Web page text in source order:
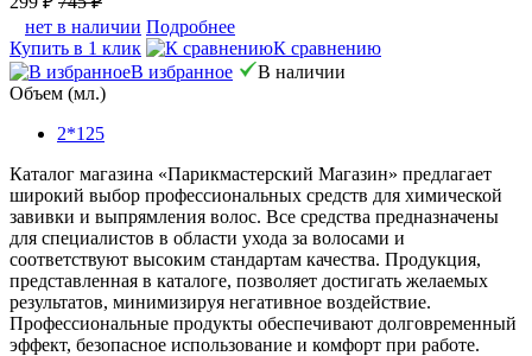
нет в наличии Подробнее
Купить в 1 клик
К сравнению
В избранное
В наличии
Объем (мл.)
2*125
Каталог магазина «Парикмастерский Магазин» предлагает
широкий выбор профессиональных средств для химической
завивки и выпрямления волос. Все средства предназначены
для специалистов в области ухода за волосами и
соответствуют высоким стандартам качества. Продукция,
представленная в каталоге, позволяет достигать желаемых
результатов, минимизируя негативное воздействие.
Профессиональные продукты обеспечивают долговременный
эффект, безопасное использование и комфорт при работе.